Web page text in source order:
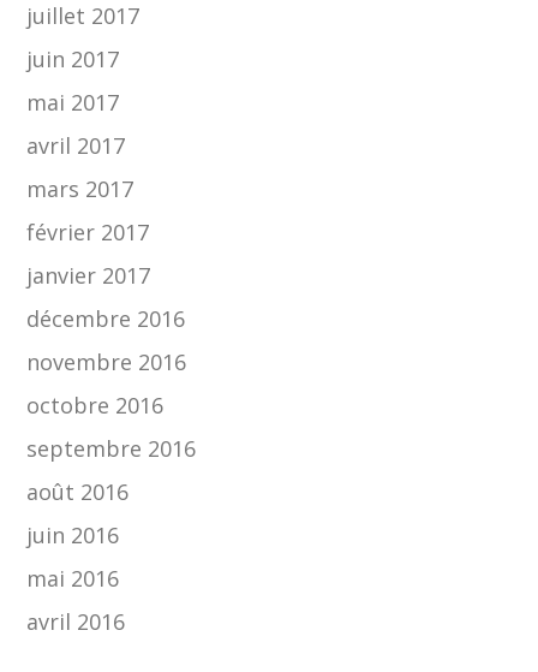
juillet 2017
juin 2017
mai 2017
avril 2017
mars 2017
février 2017
janvier 2017
décembre 2016
novembre 2016
octobre 2016
septembre 2016
août 2016
juin 2016
mai 2016
avril 2016